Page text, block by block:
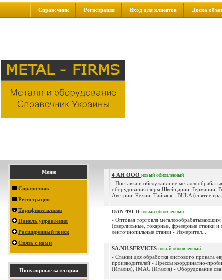
Справочник Регистрация Вход для клиентов Доска
Меню
Справочник
Регистрация
Тарифные планы
Панель управления
Расширенный поиск
Связь с нами
Популярные категории
4 АН ООО новый обновленный
- Поставка и обслуживание
оборудования фирм Швейцарии, Германии,
Австрии, Чехии, Тайваня - BULA (снятие
DAN ФЛ-П новый обновленный
- Оптовая торговля
(сверлильные, токарные, фрезерные станки и
ленточнопильные станки - Измерител...
SA.NU.SERVICES новый обновленный
- Станки для обработки листового проката
производителей - Прессы координатно-
(Италия), IMAC (Италия) - Оборудование